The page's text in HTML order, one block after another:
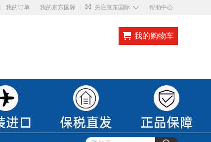
我的订单 我的京东国际 关注京东国际 ◇ 帮助中心
我的购物车